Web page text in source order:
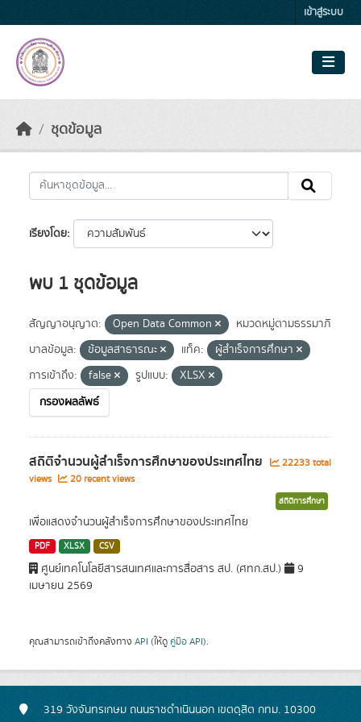
เข้าสู่ระบบ
ชุดข้อมูล
เรียงโดย
พบ 1 ชุดข้อมูล
สัญญาอนุญาต: Open Data Common
หมวดหมู่ตามธรรมาภิ
บาลข้อมูล:
ข้อมูลสาธารณะ แท็ค:
ผู้สำเร็จการศึกษา
การเข้าถึง:
false รูปแบบ:
XLSX
กรองผลลัพธ์
สถิติจำนวนผู้สำเร็จการศึกษาของประเทศไทย
22233 total
views
20 recent views
สถิติการศึกษา
เพื่อแสดงจำนวนผู้สำเร็จการศึกษาของประเทศไทย
PDF XLSX CSV
ศูนย์เทคโนโลยีสารสนเทศและการสื่อสาร สป. (ศทก.สป.)
9
เมษายน 2569
คุณสามารถเข้าถึงคลังทาง API (ให้ดู คู่มือ API).
319 วังจันทรเกษม ถนนราชดำเนินนอก เขตดุสิต กทม. 10300